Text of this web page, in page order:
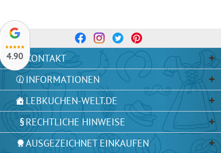
4.90 KONTAKT
INFORMATIONEN
LEBKUCHEN-WELT.DE
RECHTLICHE HINWEISE
AUSGEZEICHNET EINKAUFEN